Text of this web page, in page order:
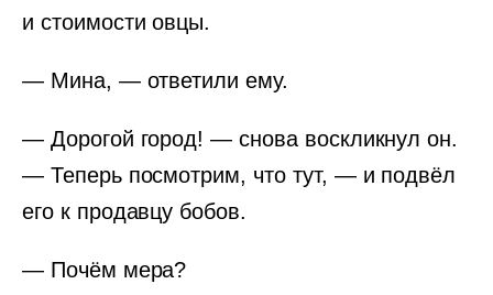
и стоимости овцы.
— Мина, — ответили ему.
— Дорогой город! — снова воскликнул он.
— Теперь посмотрим, что тут, — и подвёл
его к продавцу бобов.
— Почём мера?